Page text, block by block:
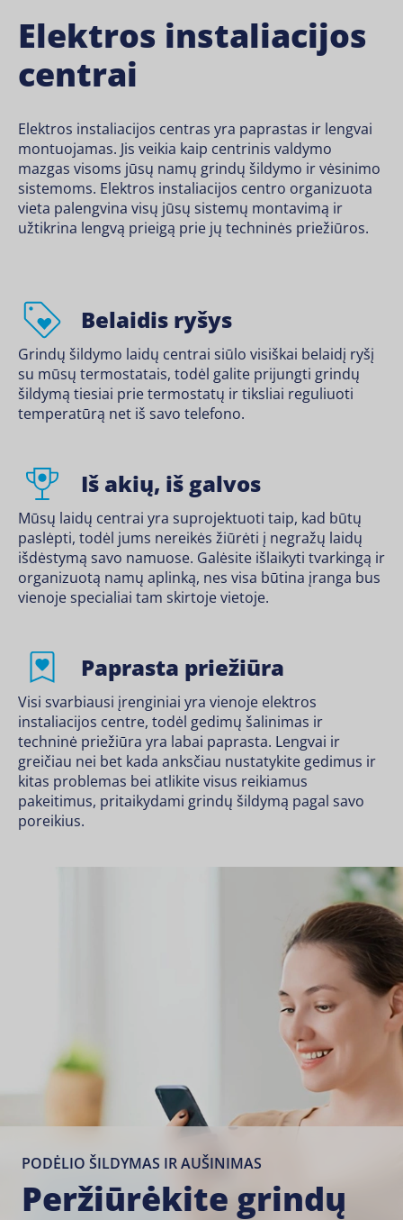
Elektros instaliacijos
centrai
Elektros instaliacijos centras yra paprastas ir lengvai
montuojamas. Jis veikia kaip centrinis valdymo
mazgas visoms jūsų namų grindų šildymo ir vėsinimo
sistemoms. Elektros instaliacijos centro organizuota
vieta palengvina visų jūsų sistemų montavimą ir
užtikrina lengvą prieigą prie jų techninės priežiūros.
Belaidis ryšys
Grindų šildymo laidų centrai siūlo visiškai belaidį ryšį
su mūsų termostatais, todėl galite prijungti grindų
šildymą tiesiai prie termostatų ir tiksliai reguliuoti
temperatūrą net iš savo telefono.
Iš akių, iš galvos
Mūsų laidų centrai yra suprojektuoti taip, kad būtų
paslėpti, todėl jums nereikės žiūrėti į negražų laidų
išdėstymą savo namuose. Galėsite išlaikyti tvarkingą ir
organizuotą namų aplinką, nes visa būtina įranga bus
vienoje specialiai tam skirtoje vietoje.
Paprasta priežiūra
Visi svarbiausi įrenginiai yra vienoje elektros
instaliacijos centre, todėl gedimų šalinimas ir
techninė priežiūra yra labai paprasta. Lengvai ir
greičiau nei bet kada anksčiau nustatykite gedimus ir
kitas problemas bei atlikite visus reikiamus
pakeitimus, pritaikydami grindų šildymą pagal savo
poreikius.
PODĖLIO ŠILDYMAS IR AUŠINIMAS
Peržiūrėkite grindų